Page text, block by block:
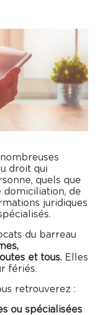
droit qui
quels que
domiciliation, de
juridiques
du barreau
et tous. Elles
fériés.
retrouverez :
ou spécialisées